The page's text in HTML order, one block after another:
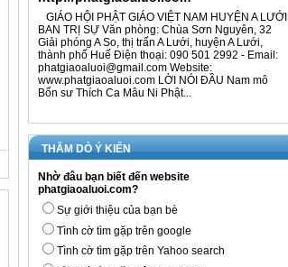
GIÁO HỘI PHẬT GIÁO VIỆT NAM HUYỆN A LƯỚI
BAN TRỊ SỰ Văn phòng: Chùa Sơn Nguyên, 32
Giải phóng A So, thị trấn A Lưới, huyện A Lưới,
thành phố Huế Điện thoại: 090 501 2992 - Email:
phatgiaoaluoi@gmail.com Website:
www.phatgiaoaluoi.com LỜI NÓI ĐẦU Nam mô
Bổn sư Thích Ca Mâu Ni Phật...
THĂM DÒ Ý KIẾN
Nhờ đâu bạn biết đến website
phatgiaoaluoi.com?
Sự giới thiệu của bạn bè
Tình cờ tìm gặp trên google
Tình cờ tìm gặp trên Yahoo search